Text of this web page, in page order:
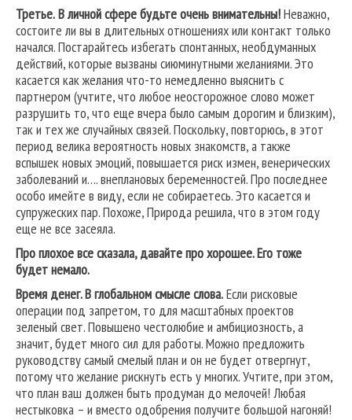
Третье.В личной сфере будьте очень внимательны!Неважно,
состоите ли вы в длительных отношениях или контакт только
начался. Постарайтесь избегать спонтанных, необдуманных
действий, которые вызваны сиюминутными желаниями. Это
касается как желания что-то немедленно выяснить с
партнером (учтите, что любое неосторожное слово может
разрушить то, что еще вчера было самым дорогим и близким),
так и тех же случайных связей. Поскольку, повторюсь, в этот
период велика вероятность новых знакомств, а также
вспышек новых эмоций, повышается риск измен, венерических
заболеваний и…. внеплановых беременностей. Про последнее
особо имейте в виду, если не собираетесь. Это касается и
супружеских пар. Похоже, Природа решила, что в этом году
еще не все засеяла.
Про плохое все сказала, давайте про хорошее. Его тоже
будет немало.
Время денег. В глобальном смысле слова.Если рисковые
операции под запретом, то для масштабных проектов
зеленый свет. Повышено честолюбие и амбициозность, а
значит, будет много сил для работы. Можно предложить
руководству самый смелый план и он не будет отвергнут,
потому что желание рискнуть есть у многих. Учтите, при этом,
что план ваш должен быть продуман до мелочей! Любая
нестыковка – и вместо одобрения получите большой нагоняй!